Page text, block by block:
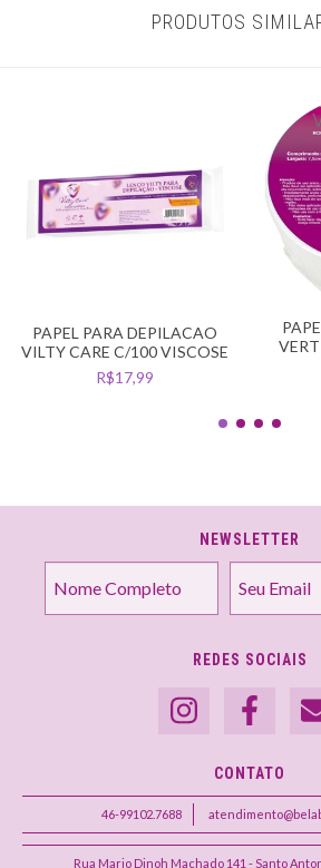
PRODUTOS
PAPEL PARA DEPILACAO
VILTY CARE C/100 VISCOSE
R$17,99
NEWSLETTER
REDES SOCIAIS
CONTATO
46-99102.7688
Rua Mario Dinoh Machado 141 - Santo